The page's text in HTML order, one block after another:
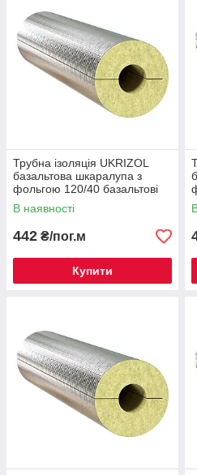
Трубна ізоляція UKRIZOL
базальтова шкаралупа з
фольгою 120/40 базальтові
циліндри
В наявності
442 ₴/пог.м
Купити